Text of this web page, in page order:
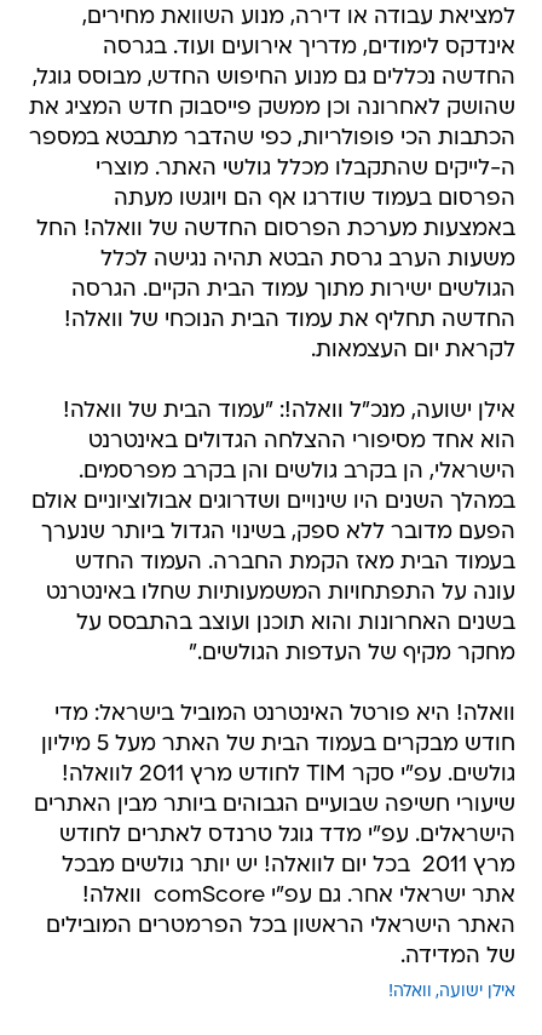
למציאת עבודה או דירה, מנוע השוואת מחירים,
אינדקס לימודים, מדריך אירועים ועוד. בגרסה
החדשה נכללים גם מנוע החיפוש החדש, מבוסס גוגל,
שהושק לאחרונה וכן ממשק פייסבוק חדש המציג את
הכתבות הכי פופולריות, כפי שהדבר מתבטא במספר
ה-לייקים שהתקבלו מכלל גולשי האתר. מוצרי
הפרסום בעמוד שודרגו אף הם ויוגשו מעתה
באמצעות מערכת הפרסום החדשה של וואלה! החל
משעות הערב גרסת הבטא תהיה נגישה לכלל
הגולשים ישירות מתוך עמוד הבית הקיים. הגרסה
החדשה תחליף את עמוד הבית הנוכחי של וואלה!
לקראת יום העצמאות.
אילן ישועה, מנכ"ל וואלה!: "עמוד הבית של וואלה!
הוא אחד מסיפורי ההצלחה הגדולים באינטרנט
הישראלי, הן בקרב גולשים והן בקרב מפרסמים.
במהלך השנים היו שינויים ושדרוגים אבולוציוניים אולם
הפעם מדובר ללא ספק, בשינוי הגדול ביותר שנערך
בעמוד הבית מאז הקמת החברה. העמוד החדש
עונה על התפתחויות המשמעותיות שחלו באינטרנט
בשנים האחרונות והוא תוכנן ועוצב בהתבסס על
מחקר מקיף של העדפות הגולשים."
וואלה! היא פורטל האינטרנט המוביל בישראל: מדי
חודש מבקרים בעמוד הבית של האתר מעל 5 מיליון
גולשים. עפ"י סקר TIM לחודש מרץ 2011 לוואלה!
שיעורי חשיפה שבועיים הגבוהים ביותר מבין האתרים
הישראלים. עפ"י מדד גוגל טרנדס לאתרים לחודש
מרץ 2011  בכל יום לוואלה! יש יותר גולשים מבכל
אתר ישראלי אחר. גם עפ"י comScore  וואלה!
האתר הישראלי הראשון בכל הפרמטרים המובילים
של המדידה.
אילן ישועה וואלה!